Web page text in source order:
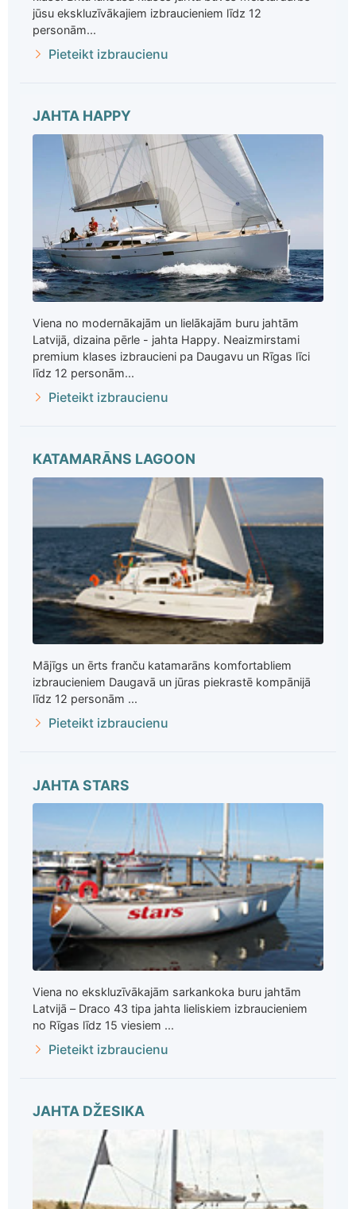
jūsu ekskluzīvākajiem izbraucieniem līdz 12
personām...
Pieteikt izbraucienu
JAHTA HAPPY
Viena no modernākajām un lielākajām buru jahtām
Latvijā, dizaina pērle - jahta Happy. Neaizmirstami
premium klases izbraucieni pa Daugavu un Rīgas līci
līdz 12 personām...
Pieteikt izbraucienu
KATAMARĀNS LAGOON
Mājīgs un ērts franču katamarāns komfortabliem
izbraucieniem Daugavā un jūras piekrastē kompānijā
līdz 12 personām ...
Pieteikt izbraucienu
JAHTA STARS
Viena no ekskluzīvākajām sarkankoka buru jahtām
Latvijā – Draco 43 tipa jahta lieliskiem izbraucieniem
no Rīgas līdz 15 viesiem ...
Pieteikt izbraucienu
JAHTA DŽESIKA